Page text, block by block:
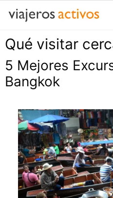
Saltar
contenido
Qué visitar
5 Mejores
Bangkok